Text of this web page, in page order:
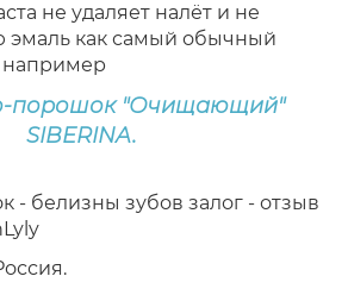
не удаляет налёт и не
эмаль как самый обычный
порошок "Очищающий"
SIBERINA.